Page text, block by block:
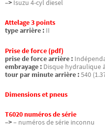
–> Isuzu 4-cyl diesel
Attelage 3 points
type arrière : II
Prise de force (pdf)
prise de force arrière :
embrayage : Disque hydraulique
tour par minute arrière :540
Dimensions et pneus
T6020 numéros de série
–>– numéros de série inconnu